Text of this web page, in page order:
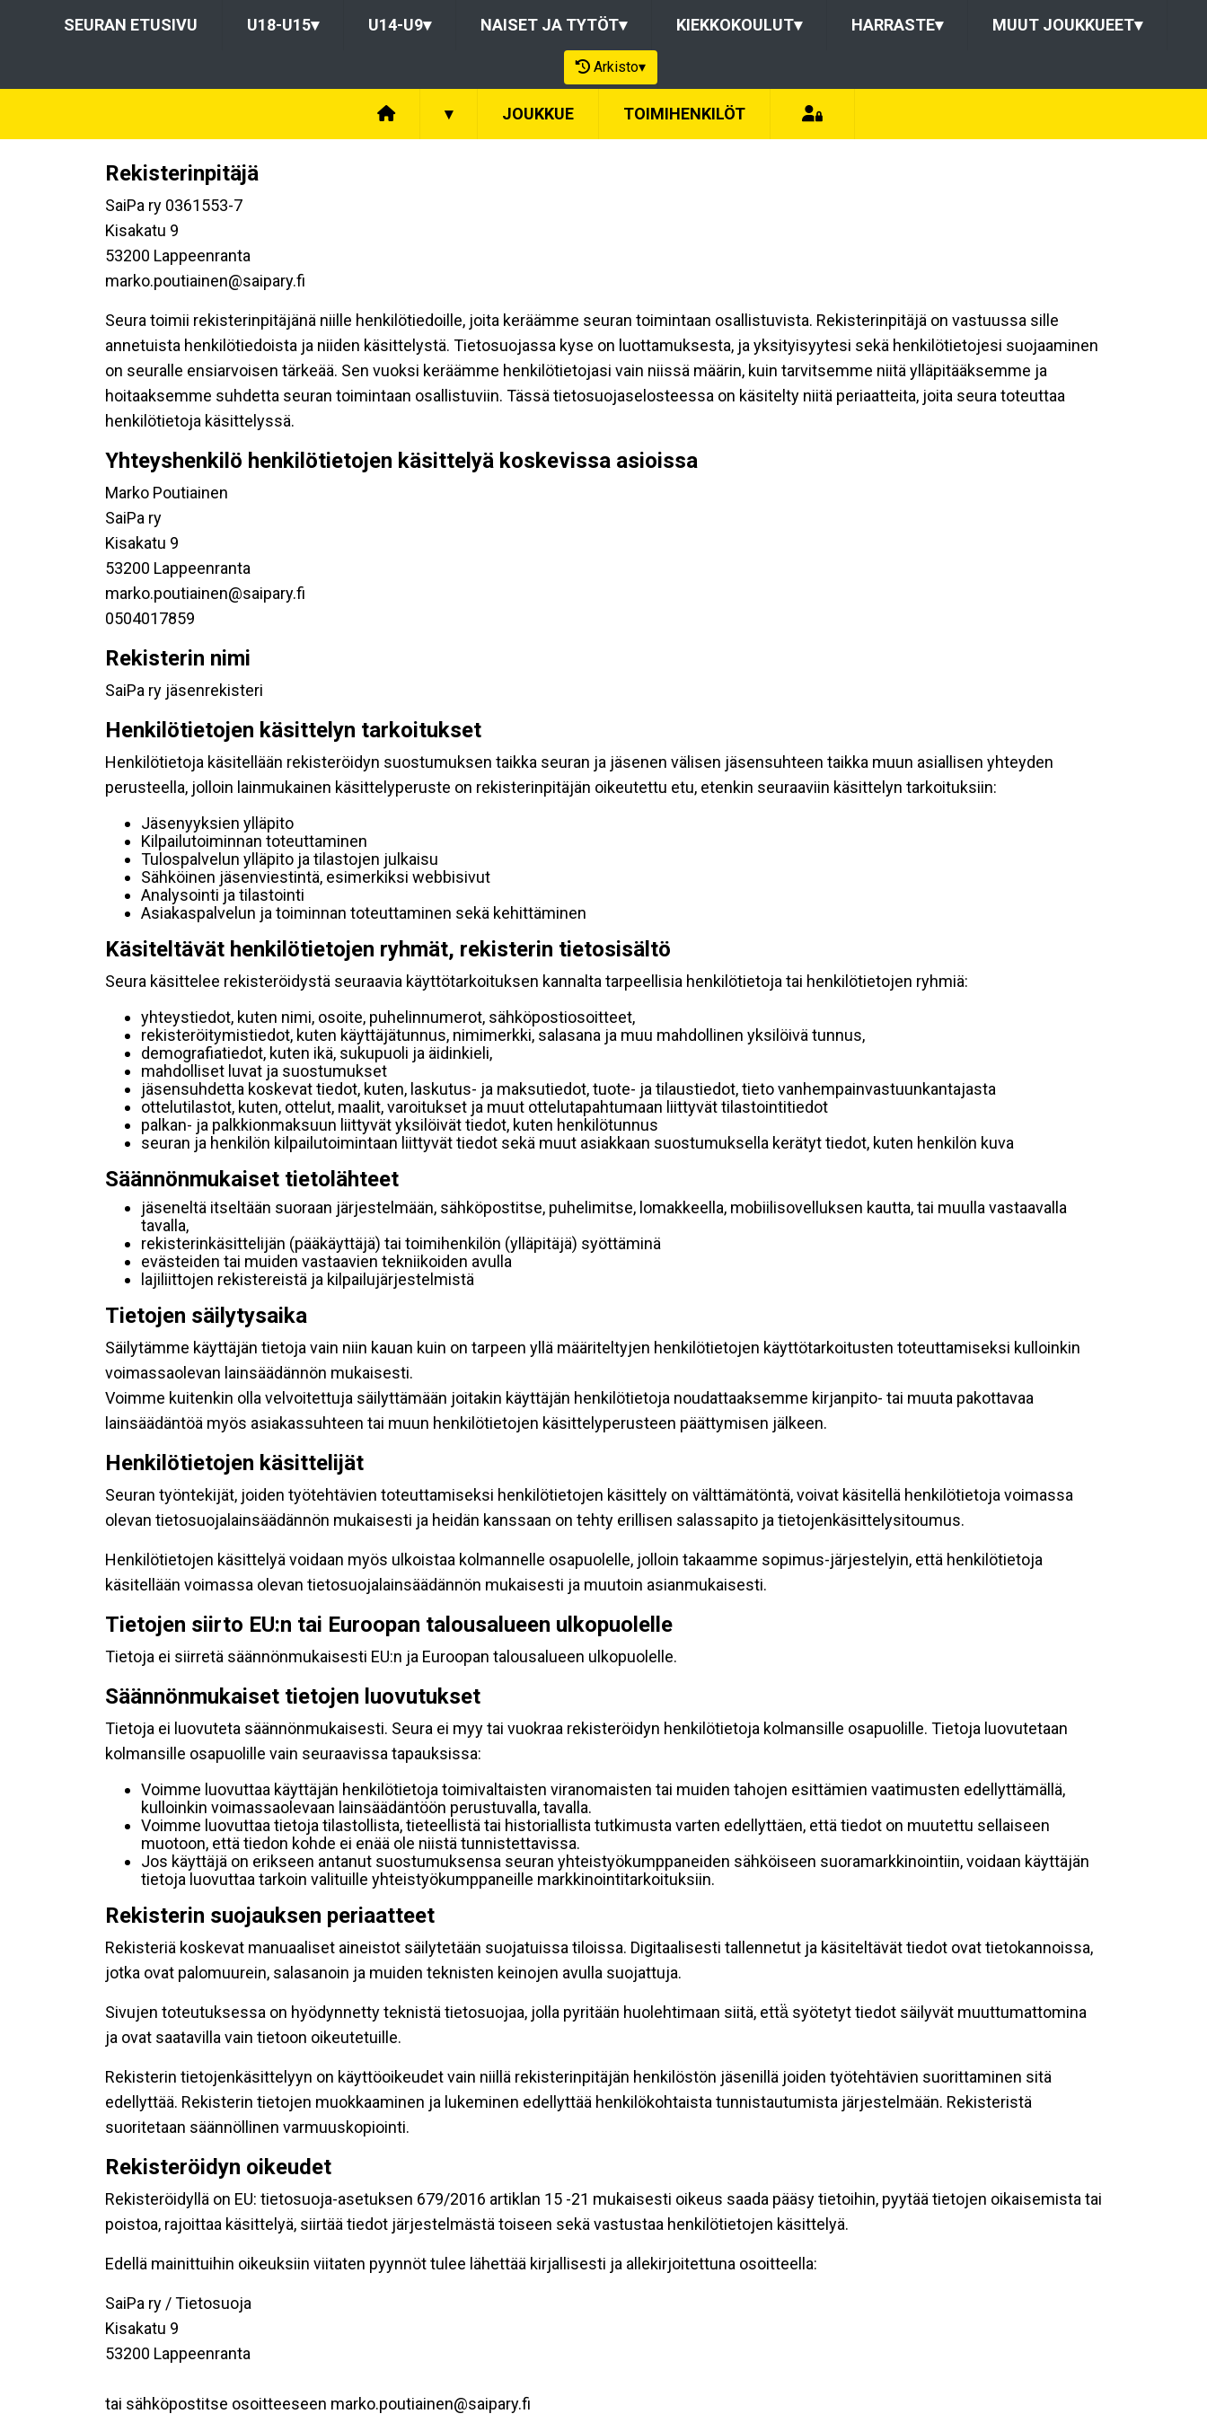
SEURAN ETUSIVU U18-U15▾ U14-U9▾ NAISET JA TYTÖT▾ KIEKKOKOULUT▾ HARRASTE▾ MUUT JOUKKUEET▾
Arkisto▾
▾ JOUKKUE TOIMIHENKILÖT
Rekisterinpitäjä
SaiPa ry 0361553-7
Kisakatu 9
53200 Lappeenranta
marko.poutiainen@saipary.fi
Seura toimii rekisterinpitäjänä niille henkilötiedoille, joita keräämme seuran toimintaan osallistuvista. Rekisterinpitäjä on vastuussa sille
annetuista henkilötiedoista ja niiden käsittelystä. Tietosuojassa kyse on luottamuksesta, ja yksityisyytesi sekä henkilötietojesi suojaaminen
on seuralle ensiarvoisen tärkeää. Sen vuoksi keräämme henkilötietojasi vain niissä määrin, kuin tarvitsemme niitä ylläpitääksemme ja
hoitaaksemme suhdetta seuran toimintaan osallistuviin. Tässä tietosuojaselosteessa on käsitelty niitä periaatteita, joita seura toteuttaa
henkilötietoja käsittelyssä.
Yhteyshenkilö henkilötietojen käsittelyä koskevissa asioissa
Marko Poutiainen
SaiPa ry
Kisakatu 9
53200 Lappeenranta
marko.poutiainen@saipary.fi
0504017859
Rekisterin nimi
SaiPa ry jäsenrekisteri
Henkilötietojen käsittelyn tarkoitukset
Henkilötietoja käsitellään rekisteröidyn suostumuksen taikka seuran ja jäsenen välisen jäsensuhteen taikka muun asiallisen yhteyden
perusteella, jolloin lainmukainen käsittelyperuste on rekisterinpitäjän oikeutettu etu, etenkin seuraaviin käsittelyn tarkoituksiin:
Jäsenyyksien ylläpito
Kilpailutoiminnan toteuttaminen
Tulospalvelun ylläpito ja tilastojen julkaisu
Sähköinen jäsenviestintä, esimerkiksi webbisivut
Analysointi ja tilastointi
Asiakaspalvelun ja toiminnan toteuttaminen sekä kehittäminen
Käsiteltävät henkilötietojen ryhmät, rekisterin tietosisältö
Seura käsittelee rekisteröidystä seuraavia käyttötarkoituksen kannalta tarpeellisia henkilötietoja tai henkilötietojen ryhmiä:
yhteystiedot, kuten nimi, osoite, puhelinnumerot, sähköpostiosoitteet,
rekisteröitymistiedot, kuten käyttäjätunnus, nimimerkki, salasana ja muu mahdollinen yksilöivä tunnus,
demografiatiedot, kuten ikä, sukupuoli ja äidinkieli,
mahdolliset luvat ja suostumukset
jäsensuhdetta koskevat tiedot, kuten, laskutus- ja maksutiedot, tuote- ja tilaustiedot, tieto vanhempainvastuunkantajasta
ottelutilastot, kuten, ottelut, maalit, varoitukset ja muut ottelutapahtumaan liittyvät tilastointitiedot
palkan- ja palkkionmaksuun liittyvät yksilöivät tiedot, kuten henkilötunnus
seuran ja henkilön kilpailutoimintaan liittyvät tiedot sekä muut asiakkaan suostumuksella kerätyt tiedot, kuten henkilön kuva
Säännönmukaiset tietolähteet
jäseneltä itseltään suoraan järjestelmään, sähköpostitse, puhelimitse, lomakkeella, mobiilisovelluksen kautta, tai muulla vastaavalla
tavalla,
rekisterinkäsittelijän (pääkäyttäjä) tai toimihenkilön (ylläpitäjä) syöttäminä
evästeiden tai muiden vastaavien tekniikoiden avulla
lajiliittojen rekistereistä ja kilpailujärjestelmistä
Tietojen säilytysaika
Säilytämme käyttäjän tietoja vain niin kauan kuin on tarpeen yllä määriteltyjen henkilötietojen käyttötarkoitusten toteuttamiseksi kulloinkin
voimassaolevan lainsäädännön mukaisesti.
Voimme kuitenkin olla velvoitettuja säilyttämään joitakin käyttäjän henkilötietoja noudattaaksemme kirjanpito- tai muuta pakottavaa
lainsäädäntöä myös asiakassuhteen tai muun henkilötietojen käsittelyperusteen päättymisen jälkeen.
Henkilötietojen käsittelijät
Seuran työntekijät, joiden työtehtävien toteuttamiseksi henkilötietojen käsittely on välttämätöntä, voivat käsitellä henkilötietoja voimassa
olevan tietosuojalainsäädännön mukaisesti ja heidän kanssaan on tehty erillisen salassapito ja tietojenkäsittelysitoumus.
Henkilötietojen käsittelyä voidaan myös ulkoistaa kolmannelle osapuolelle, jolloin takaamme sopimus-järjestelyin, että henkilötietoja
käsitellään voimassa olevan tietosuojalainsäädännön mukaisesti ja muutoin asianmukaisesti.
Tietojen siirto EU:n tai Euroopan talousalueen ulkopuolelle
Tietoja ei siirretä säännönmukaisesti EU:n ja Euroopan talousalueen ulkopuolelle.
Säännönmukaiset tietojen luovutukset
Tietoja ei luovuteta säännönmukaisesti. Seura ei myy tai vuokraa rekisteröidyn henkilötietoja kolmansille osapuolille. Tietoja luovutetaan
kolmansille osapuolille vain seuraavissa tapauksissa:
Voimme luovuttaa käyttäjän henkilötietoja toimivaltaisten viranomaisten tai muiden tahojen esittämien vaatimusten edellyttämällä,
kulloinkin voimassaolevaan lainsäädäntöön perustuvalla, tavalla.
Voimme luovuttaa tietoja tilastollista, tieteellistä tai historiallista tutkimusta varten edellyttäen, että tiedot on muutettu sellaiseen
muotoon, että tiedon kohde ei enää ole niistä tunnistettavissa.
Jos käyttäjä on erikseen antanut suostumuksensa seuran yhteistyökumppaneiden sähköiseen suoramarkkinointiin, voidaan käyttäjän
tietoja luovuttaa tarkoin valituille yhteistyökumppaneille markkinointitarkoituksiin.
Rekisterin suojauksen periaatteet
Rekisteriä koskevat manuaaliset aineistot säilytetään suojatuissa tiloissa. Digitaalisesti tallennetut ja käsiteltävät tiedot ovat tietokannoissa,
jotka ovat palomuurein, salasanoin ja muiden teknisten keinojen avulla suojattuja.
Sivujen toteutuksessa on hyödynnetty teknistä tietosuojaa, jolla pyritään huolehtimaan siitä, että̈ syötetyt tiedot säilyvät muuttumattomina
ja ovat saatavilla vain tietoon oikeutetuille.
Rekisterin tietojenkäsittelyyn on käyttöoikeudet vain niillä rekisterinpitäjän henkilöstön jäsenillä joiden työtehtävien suorittaminen sitä
edellyttää. Rekisterin tietojen muokkaaminen ja lukeminen edellyttää henkilökohtaista tunnistautumista järjestelmään. Rekisteristä
suoritetaan säännöllinen varmuuskopiointi.
Rekisteröidyn oikeudet
Rekisteröidyllä on EU: tietosuoja-asetuksen 679/2016 artiklan 15 -21 mukaisesti oikeus saada pääsy tietoihin, pyytää tietojen oikaisemista tai
poistoa, rajoittaa käsittelyä, siirtää tiedot järjestelmästä toiseen sekä vastustaa henkilötietojen käsittelyä.
Edellä mainittuihin oikeuksiin viitaten pyynnöt tulee lähettää kirjallisesti ja allekirjoitettuna osoitteella:
SaiPa ry / Tietosuoja
Kisakatu 9
53200 Lappeenranta
tai sähköpostitse osoitteeseen marko.poutiainen@saipary.fi